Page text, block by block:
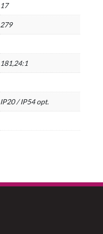
17
279
181,24:1
IP20 / IP54 opt.